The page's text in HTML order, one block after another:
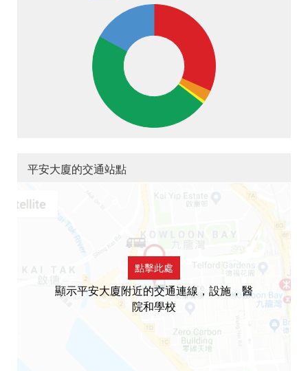
平安大廈的交通站點
點擊此處
顯示平安大廈附近的交通連線，設施，醫
院和學校